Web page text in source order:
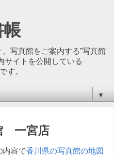
帳
写真館をご案内する”写真館
サイトを公開している
す。
▼
一宮店
内容で香川県の写真館の地図